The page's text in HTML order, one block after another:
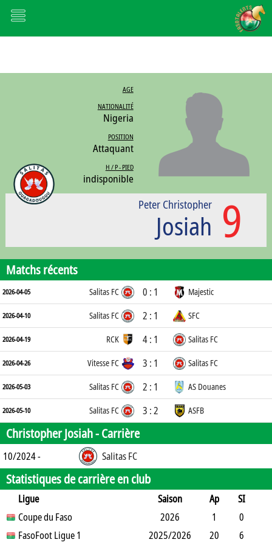
AGE
NATIONALITÉ
Nigeria
POSITION
Attaquant
H / P - PIED
indisponible
9
Peter Christopher
Josiah
Matchs récents
2026-04-05 Salitas FC 0 : 1 Majestic
2026-04-10 Salitas FC 2 : 1 SFC
2026-04-19 RCK 4 : 1 Salitas FC
2026-04-26 Vitesse FC 3 : 1 Salitas FC
2026-05-03 Salitas FC 2 : 1 AS Douanes
2026-05-10 Salitas FC 3 : 2 ASFB
Christopher Josiah -Carrière
10/2024 - Salitas FC
Statistiques de carrière en club
Ligue Saison Ap
SI
SO
B B CR Min
Coupe du Faso 2026 1
0
0
0 0 0 0 90
FasoFoot Ligue 1 2025/2026 20 6